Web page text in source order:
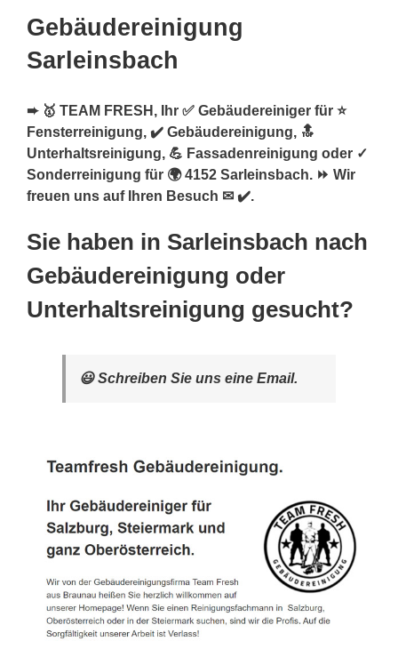
Gebäudereinigung
Sarleinsbach
➨ 🥇 TEAM FRESH, Ihr ✅ Gebäudereiniger für ⭐
Fensterreinigung, ✔️ Gebäudereinigung, 🔝
Unterhaltsreinigung, 💪 Fassadenreinigung oder ✓
Sonderreinigung für 🌍 4152 Sarleinsbach. ⏩ Wir
freuen uns auf Ihren Besuch ✉ ✔️.
Sie haben in Sarleinsbach nach
Gebäudereinigung oder
Unterhaltsreinigung gesucht?
😃 Schreiben Sie uns eine Email.